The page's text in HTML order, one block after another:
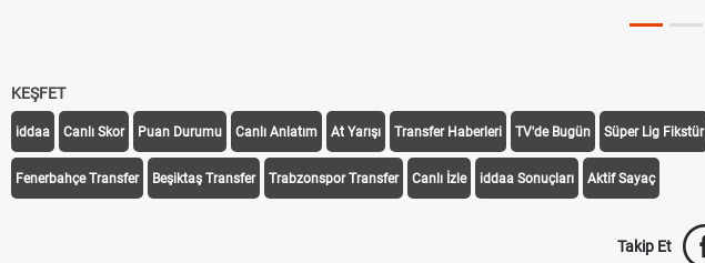
KEŞFET
iddaa Canlı Skor Puan Durumu Canlı Anlatım At Yarışı Transfer Haberleri TV'de Bugün Süper Lig Fikstür
Fenerbahçe Transfer Beşiktaş Transfer Trabzonspor Transfer Canlı İzle iddaa Sonuçları Aktif Sayaç
Takip Et